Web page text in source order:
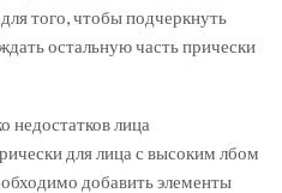
того, чтобы подчеркнуть
остальную часть прически
недостатков лица
для лица с высоким лбом
добавить элементы